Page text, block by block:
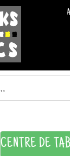
CENTRE DE